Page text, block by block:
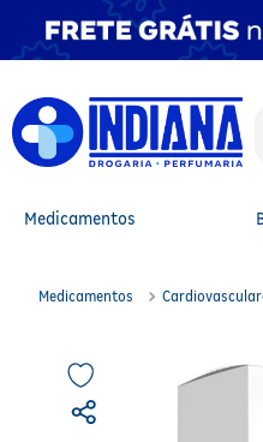
Medicamentos
Medicamentos
TERMOS
1º
fralda
lenço